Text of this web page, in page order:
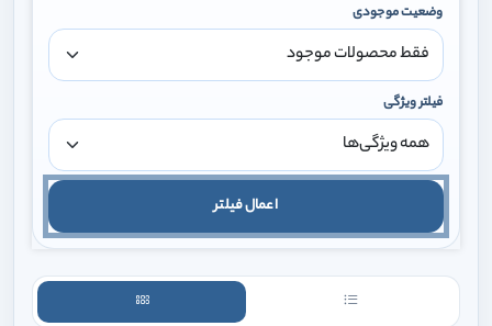
وضعیت موجودی
فیلتر ویژگی
اعمال فیلتر